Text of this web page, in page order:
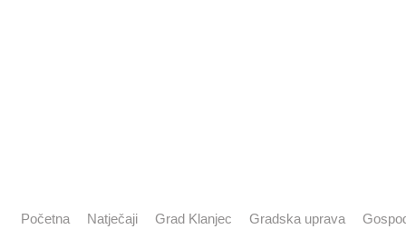
Početna Natječaji Grad Klanjec Gradska uprava